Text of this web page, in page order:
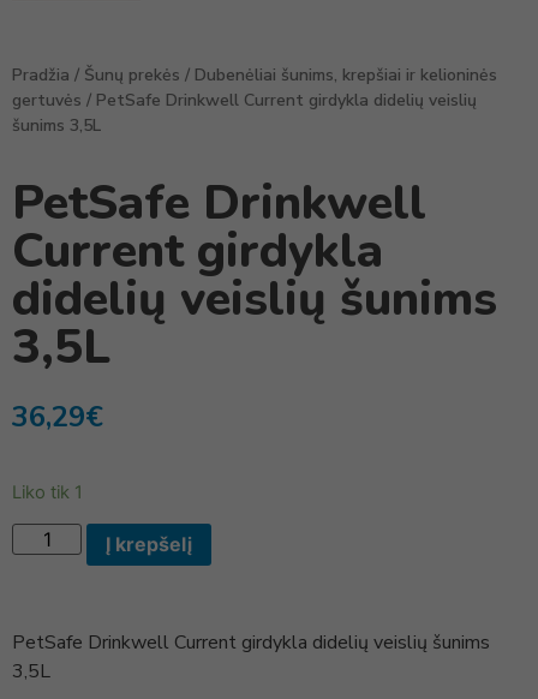
Pradžia / Šunų prekės / Dubenėliai šunims, krepšiai ir kelioninės
gertuvės / PetSafe Drinkwell Current girdykla didelių veislių
šunims 3,5L
PetSafe Drinkwell
Current girdykla
didelių veislių šunims
3,5L
36,29€
Liko tik 1
Į krepšelį
PetSafe Drinkwell Current girdykla didelių veislių šunims
3,5L